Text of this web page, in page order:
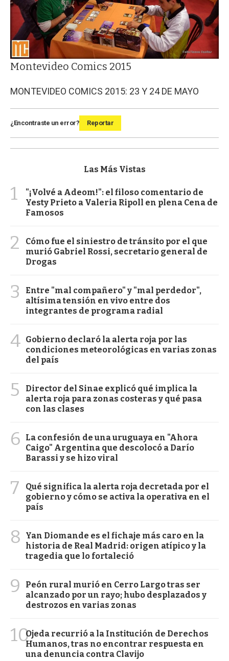
Montevideo Comics 2015
MONTEVIDEO COMICS 2015: 23 Y 24 DE MAYO
¿Encontraste un error? Reportar
Las Más Vistas
1
"¡Volvé a Adeom!": el filoso comentario de
Yesty Prieto a Valeria Ripoll en plena Cena de
Famosos
2
Cómo fue el siniestro de tránsito por el que
murió Gabriel Rossi, secretario general de
Drogas
3
Entre "mal compañero" y "mal perdedor",
altísima tensión en vivo entre dos
integrantes de programa radial
4 Gobierno declaró la alerta roja por las
condiciones meteorológicas en varias zonas
del país
5
Director del Sinae explicó qué implica la
alerta roja para zonas costeras y qué pasa
con las clases
6
La confesión de una uruguaya en "Ahora
Caigo" Argentina que descolocó a Darío
Barassi y se hizo viral
7
Qué significa la alerta roja decretada por el
gobierno y cómo se activa la operativa en el
país
8
Yan Diomande es el fichaje más caro en la
historia de Real Madrid: origen atípico y la
tragedia que lo fortaleció
9
Peón rural murió en Cerro Largo tras ser
alcanzado por un rayo; hubo desplazados y
destrozos en varias zonas
10Ojeda recurrió a la Institución de Derechos
Humanos, tras no encontrar respuesta en
una denuncia contra Clavijo